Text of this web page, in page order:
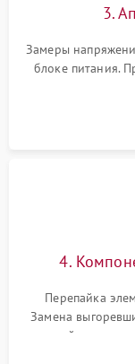
3.
Замеры
блоке питания.
помощью
4.
Перепайка
Замена
хрупкой